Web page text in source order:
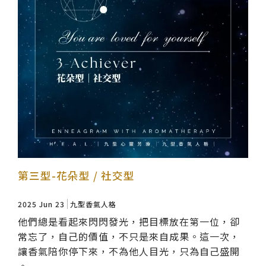
第三型-花朵型 / 社交型
2025 Jun 23 九型香氣人格
他們總是看起來閃閃發光，把目標放在第一位，卻
常忘了，自己的價值，不只是來自成果。這一次，
讓香氣陪你停下來，不為他人目光，只為自己盛開